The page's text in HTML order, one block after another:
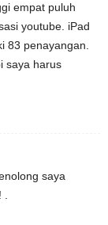
empat puluh
youtube. iPad
83 penayangan.
saya harus
saya
.